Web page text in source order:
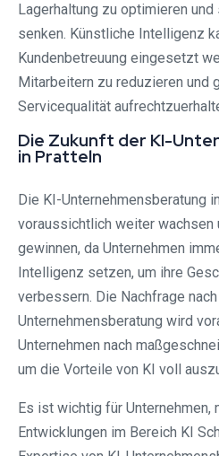
Lagerhaltung zu optimieren
senken. Künstliche Intelligenz
Kundenbetreuung eingesetzt
Mitarbeitern zu reduzieren und
Servicequalität
Die Zukunft der KI-
in Pratteln
Die KI-Unternehmensberatung
voraussichtlich weiter wachsen
gewinnen, da Unternehmen
Intelligenz setzen, um ihre
verbessern. Die Nachfrage
Unternehmensberatung wird
Unternehmen nach
um die Vorteile von KI voll
Es ist wichtig für Unternehmen,
Entwicklungen im Bereich KI